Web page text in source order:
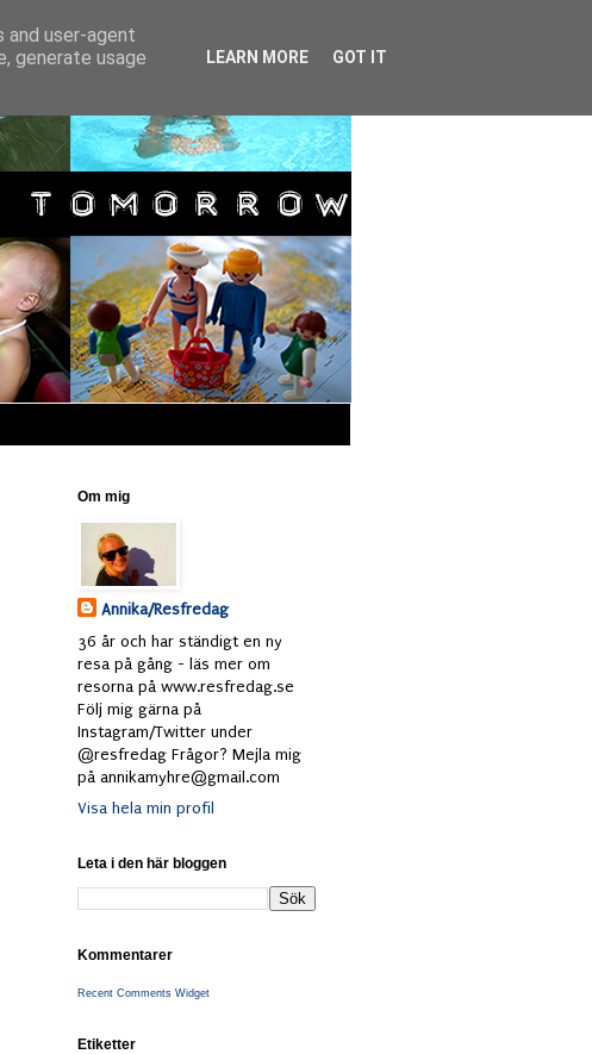
Om mig
Annika/Resfredag
36 år och har ständigt en ny
resa på gång - läs mer om
resorna på www.resfredag.se
Följ mig gärna på
Instagram/Twitter under
@resfredag Frågor? Mejla mig
på annikamyhre@gmail.com
Visa hela min profil
Leta i den här bloggen
Kommentarer
Recent Comments Widget
Etiketter
and user-agent
generate usage
LEARN MORE GOT IT